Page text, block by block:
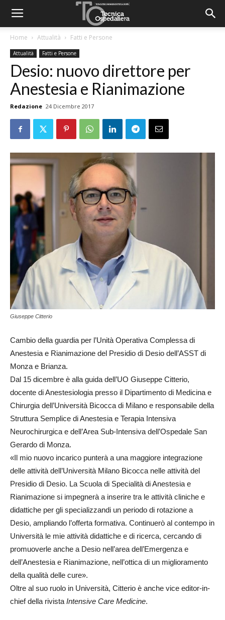
Home Attualità Fatti e Persone
Attualità Fatti e Persone
Desio: nuovo direttore per
Anestesia e Rianimazione
Redazione 24 Dicembre 2017
Giuseppe Citterio
Cambio della guardia per l’Unità Operativa Complessa di
Anestesia e Rianimazione del Presidio di Desio dell’ASST di
Monza e Brianza.
Dal 15 dicembre è alla guida dell’UO Giuseppe Citterio,
docente di Anestesiologia presso il Dipartimento di Medicina e
Chirurgia dell’Università Bicocca di Milano e responsabile della
Struttura Semplice di Anestesia e Terapia Intensiva
Neurochirurgica e dell’Area Sub-Intensiva dell’Ospedale San
Gerardo di Monza.
«Il mio nuovo incarico punterà a una maggiore integrazione
delle attività dell’Università Milano Bicocca nelle attività del
Presidio di Desio. La Scuola di Specialità di Anestesia e
Rianimazione si impegnerà a inserire tra le attività cliniche e
didattiche per gli specializzandi un periodo di rotazione a
Desio, ampliando l’offerta formativa. Continuerò al contempo in
Università le mie attività didattiche e di ricerca, cercando di
promuoverle anche a Desio nell’area dell’Emergenza e
dell’Anestesia e Rianimazione, nell’ottica di un miglioramento
della qualità delle cure».
Oltre al suo ruolo in Università, Citterio è anche vice editor-in-
chief della rivista Intensive Care Medicine.